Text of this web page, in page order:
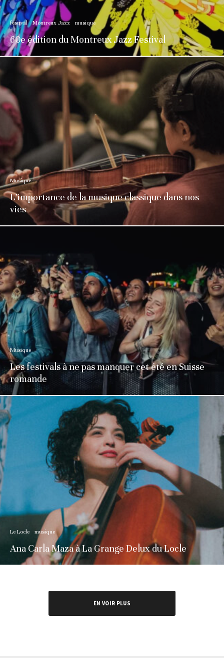
festival Montreux Jazz musique
60e édition du Montreux Jazz Festival
Musique
L’importance de la musique classique dans nos
vies
Musique
Les festivals à ne pas manquer cet été en Suisse
romande
Le Locle musique
Ana Carla Maza à La Grange Delux du Locle
EN VOIR PLUS